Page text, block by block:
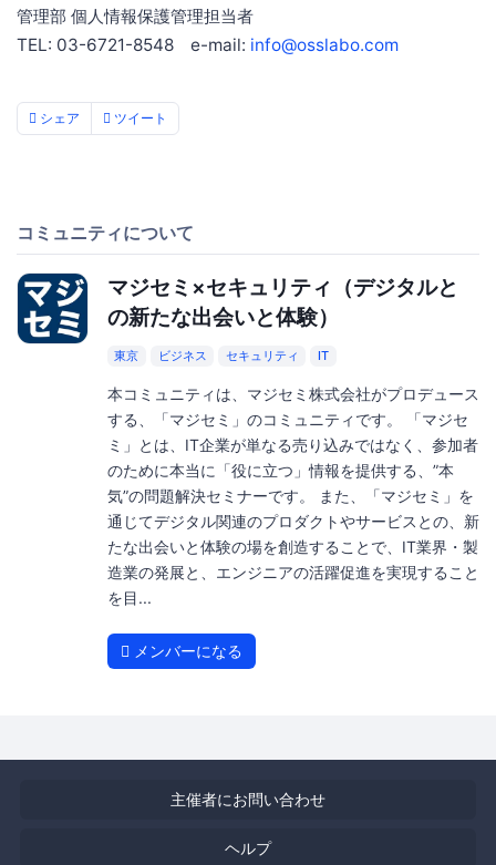
管理部 個人情報保護管理担当者
TEL: 03-6721-8548 e-mail: info@osslabo.com
シェア ツイート
コミュニティについて
マジセミ×セキュリティ（デジタルと
の新たな出会いと体験）
東京 ビジネス セキュリティ IT
本コミュニティは、マジセミ株式会社がプロデュース
する、「マジセミ」のコミュニティです。 「マジセ
ミ」とは、IT企業が単なる売り込みではなく、参加者
のために本当に「役に立つ」情報を提供する、”本
気”の問題解決セミナーです。 また、「マジセミ」を
通じてデジタル関連のプロダクトやサービスとの、新
たな出会いと体験の場を創造することで、IT業界・製
造業の発展と、エンジニアの活躍促進を実現すること
を目...
メンバーになる
主催者にお問い合わせ
ヘルプ